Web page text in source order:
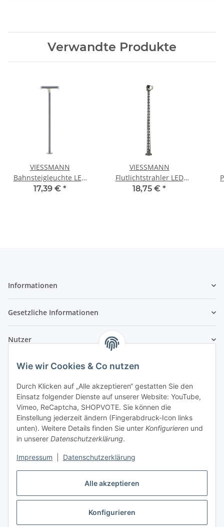
Alle akzeptieren
Konfigurieren
Wie wir Cookies & Co nutzen
Durch Klicken auf „Alle akzeptieren“ gestatten Sie den
Einsatz folgender Dienste auf unserer Website: YouTube,
Vimeo, ReCaptcha, SHOPVOTE. Sie können die
Einstellung jederzeit ändern (Fingerabdruck-Icon links
unten). Weitere Details finden Sie unter Konfigurieren und
in unserer Datenschutzerklärung.
Impressum Datenschutzerklärung
Verwandte Produkte
VIESSMANN
Bahnsteigleuchte LED
weiß 6964 Spur TT
17,39 € *
VIESSMANN
Flutlichtstrahler LED
weiß 6931 Spur TT
18,75 € *
Informationen
Gesetzliche Informationen
Nutzer